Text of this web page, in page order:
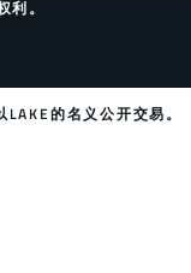
。
的名义公开交易。